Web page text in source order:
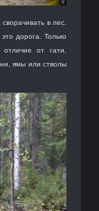
в лес.
дорога. Только
от гати,
ямы или стволы